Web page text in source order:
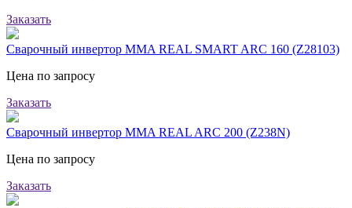
Заказать
Сварочный инвертор MMA REAL SMART ARC 160 (Z28103)
Цена по запросу
Заказать
Сварочный инвертор MMA REAL ARC 200 (Z238N)
Цена по запросу
Заказать